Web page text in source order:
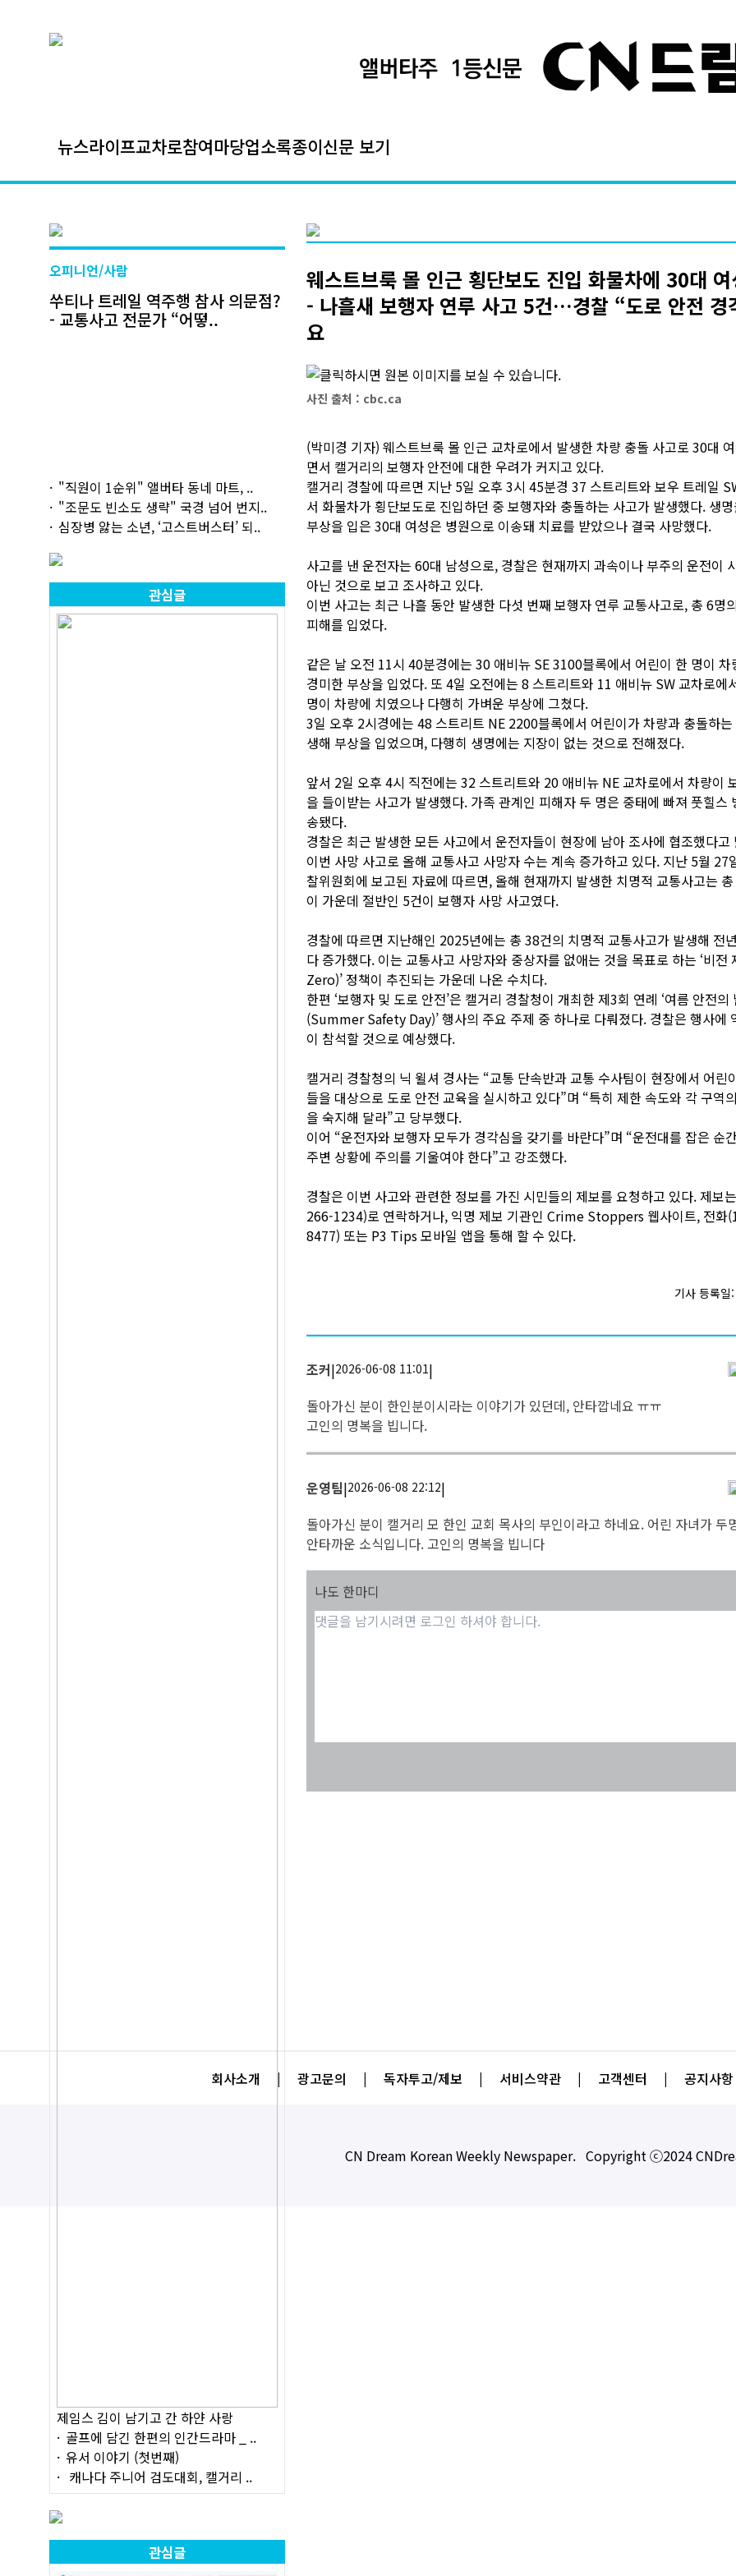
뉴스라이프교차로참여마당업소록종이신문 보기
오피니언/사람
쑤티나 트레일 역주행 참사 의문점?
- 교통사고 전문가 “어떻..
"직원이 1순위" 앨버타 동네 마트, ..
"조문도 빈소도 생략" 국경 넘어 번지..
심장병 앓는 소년, ‘고스트버스터’ 되..
관심글
제임스 김이 남기고 간 하얀 사랑
골프에 담긴 한편의 인간드라마 _ ..
유서 이야기 (첫번째)
캐나다 주니어 검도대회, 캘거리 ..
관심글
웨스트브룩 몰 인근 횡단보도 진입 화물차에 30대 여
- 나흘새 보행자 연루 사고 5건…경찰 “도로 안전 경
요
사진 출처 : cbc.ca
(박미경 기자) 웨스트브룩 몰 인근 교차로에서 발생한 차량 충돌 사고로 30대
면서 캘거리의 보행자 안전에 대한 우려가 커지고 있다.
캘거리 경찰에 따르면 지난 5일 오후 3시 45분경 37 스트리트와 보우 트레일
서 화물차가 횡단보도로 진입하던 중 보행자와 충돌하는 사고가 발생했다. 생
부상을 입은 30대 여성은 병원으로 이송돼 치료를 받았으나 결국 사망했다.
사고를 낸 운전자는 60대 남성으로, 경찰은 현재까지 과속이나 부주의 운전이
아닌 것으로 보고 조사하고 있다.
이번 사고는 최근 나흘 동안 발생한 다섯 번째 보행자 연루 교통사고로, 총 6명
피해를 입었다.
같은 날 오전 11시 40분경에는 30 애비뉴 SE 3100블록에서 어린이 한 명이 차
경미한 부상을 입었다. 또 4일 오전에는 8 스트리트와 11 애비뉴 SW 교차로에
명이 차량에 치였으나 다행히 가벼운 부상에 그쳤다.
3일 오후 2시경에는 48 스트리트 NE 2200블록에서 어린이가 차량과 충돌하
생해 부상을 입었으며, 다행히 생명에는 지장이 없는 것으로 전해졌다.
앞서 2일 오후 4시 직전에는 32 스트리트와 20 애비뉴 NE 교차로에서 차량이
을 들이받는 사고가 발생했다. 가족 관계인 피해자 두 명은 중태에 빠져 풋힐스
송됐다.
경찰은 최근 발생한 모든 사고에서 운전자들이 현장에 남아 조사에 협조했다고
이번 사망 사고로 올해 교통사고 사망자 수는 계속 증가하고 있다. 지난 5월 27
찰위원회에 보고된 자료에 따르면, 올해 현재까지 발생한 치명적 교통사고는
이 가운데 절반인 5건이 보행자 사망 사고였다.
경찰에 따르면 지난해인 2025년에는 총 38건의 치명적 교통사고가 발생해 전
다 증가했다. 이는 교통사고 사망자와 중상자를 없애는 것을 목표로 하는 ‘비전
Zero)’ 정책이 추진되는 가운데 나온 수치다.
한편 ‘보행자 및 도로 안전’은 캘거리 경찰청이 개최한 제3회 연례 ‘여름 안전의
(Summer Safety Day)’ 행사의 주요 주제 중 하나로 다뤄졌다. 경찰은 행사에
이 참석할 것으로 예상했다.
캘거리 경찰청의 닉 윌셔 경사는 “교통 단속반과 교통 수사팀이 현장에서 어린
들을 대상으로 도로 안전 교육을 실시하고 있다”며 “특히 제한 속도와 각 구역
을 숙지해 달라”고 당부했다.
이어 “운전자와 보행자 모두가 경각심을 갖기를 바란다”며 “운전대를 잡은 순
주변 상황에 주의를 기울여야 한다”고 강조했다.
경찰은 이번 사고와 관련한 정보를 가진 시민들의 제보를 요청하고 있다. 제보
266-1234)로 연락하거나, 익명 제보 기관인 Crime Stoppers 웹사이트, 전화
8477) 또는 P3 Tips 모바일 앱을 통해 할 수 있다.
기사 등록
조커|2026-06-08 11:01|
돌아가신 분이 한인분이시라는 이야기가 있던데, 안타깝네요 ㅠㅠ
고인의 명복을 빕니다.
운영팀|2026-06-08 22:12|
돌아가신 분이 캘거리 모 한인 교회 목사의 부인이라고 하네요. 어린 자녀가 두
안타까운 소식입니다. 고인의 명복을 빕니다
나도 한마디
회사소개 | 광고문의 | 독자투고/제보 | 서비스약관 | 고객센터 | 공지사항
CN Dream Korean Weekly Newspaper. Copyright ⓒ2024